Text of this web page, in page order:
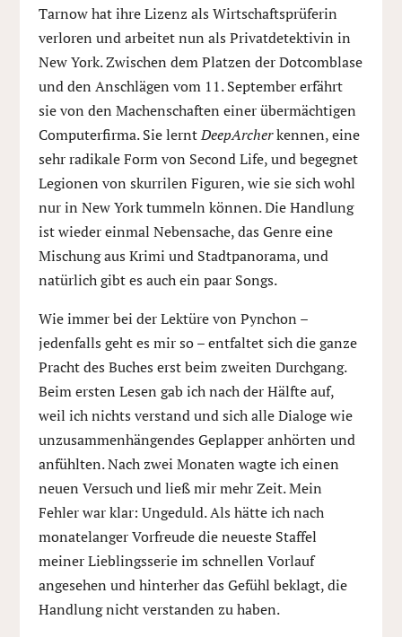
Tarnow hat ihre Lizenz als Wirtschaftsprüferin
verloren und arbeitet nun als Privatdetektivin in
New York. Zwischen dem Platzen der Dotcomblase
und den Anschlägen vom 11. September erfährt
sie von den Machenschaften einer übermächtigen
Computerfirma. Sie lerntDeepArcherkennen, eine
sehr radikale Form von Second Life, und begegnet
Legionen von skurrilen Figuren, wie sie sich wohl
nur in New York tummeln können. Die Handlung
ist wieder einmal Nebensache, das Genre eine
Mischung aus Krimi und Stadtpanorama, und
natürlich gibt es auch ein paar Songs.
Wie immer bei der Lektüre von Pynchon –
jedenfalls geht es mir so – entfaltet sich die ganze
Pracht des Buches erst beim zweiten Durchgang.
Beim ersten Lesen gab ich nach der Hälfte auf,
weil ich nichts verstand und sich alle Dialoge wie
unzusammenhängendes Geplapper anhörten und
anfühlten. Nach zwei Monaten wagte ich einen
neuen Versuch und ließ mir mehr Zeit. Mein
Fehler war klar: Ungeduld. Als hätte ich nach
monatelanger Vorfreude die neueste Staffel
meiner Lieblingsserie im schnellen Vorlauf
angesehen und hinterher das Gefühl beklagt, die
Handlung nicht verstanden zu haben.